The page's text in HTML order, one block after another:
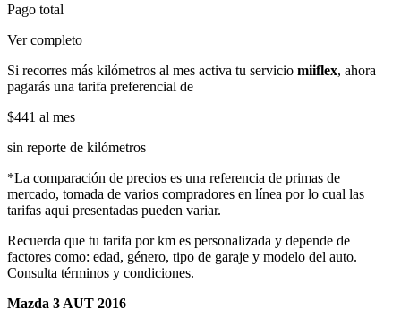
Pago total
Ver completo
Si recorres más kilómetros al mes activa tu servicio miiflex, ahora
pagarás una tarifa preferencial de
$441 al mes
sin reporte de kilómetros
*La comparación de precios es una referencia de primas de
mercado, tomada de varios compradores en línea por lo cual las
tarifas aqui presentadas pueden variar.
Recuerda que tu tarifa por km es personalizada y depende de
factores como: edad, género, tipo de garaje y modelo del auto.
Consulta términos y condiciones.
Mazda 3 AUT 2016